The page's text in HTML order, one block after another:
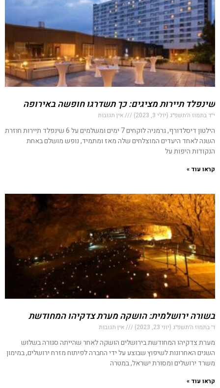
שינפלד תיירות מציגים: כך תשדרגו חופשה באירופה
י״ד בתמוז ה׳תשפ״ג (יולי 3, 2023) אין תגובות
הילטון דיסלדורף, גרמניה לוקחים 7 ימים ומשלמים על 6 שינפלד תיירות חוזרת
השנה לאחד היעדים המוצלחים שלה מאז ומתמיד, נופש מושלם באחת
הנקודות היפות על
קראו עוד »
בשורה ירושלמית: הושקה מערת צדקיהו המחודשת
ד׳ בתמוז ה׳תשפ״ג (יוני 23, 2023) אין תגובות
מערת צדקיהו המחודשת בירושלים הושקה לאחר שהייתה סגורה בשלוש
השנים האחרונות לשיפוץ שבוצע על ידי החברה לפיתוח מזרח ירושלים, במימון
משרד ירושלים ומסורת ישראל, במטרה
קראו עוד »